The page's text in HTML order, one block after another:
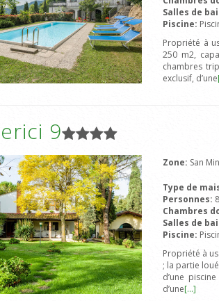
Salles de
Piscine:
Propriété à
250 m2,
chambres
exclusif, d’une
9
Zone: San
Type de
Personnes:
Chambres
Salles de
Piscine:
Propriété à
; la partie
d’une
d’une[...]